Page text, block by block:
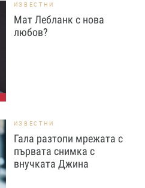
ИЗВЕСТНИ
Мат Лебланк с нова
любов?
ИЗВЕСТНИ
Гала разтопи мрежата с
първата снимка с
внучката Джина